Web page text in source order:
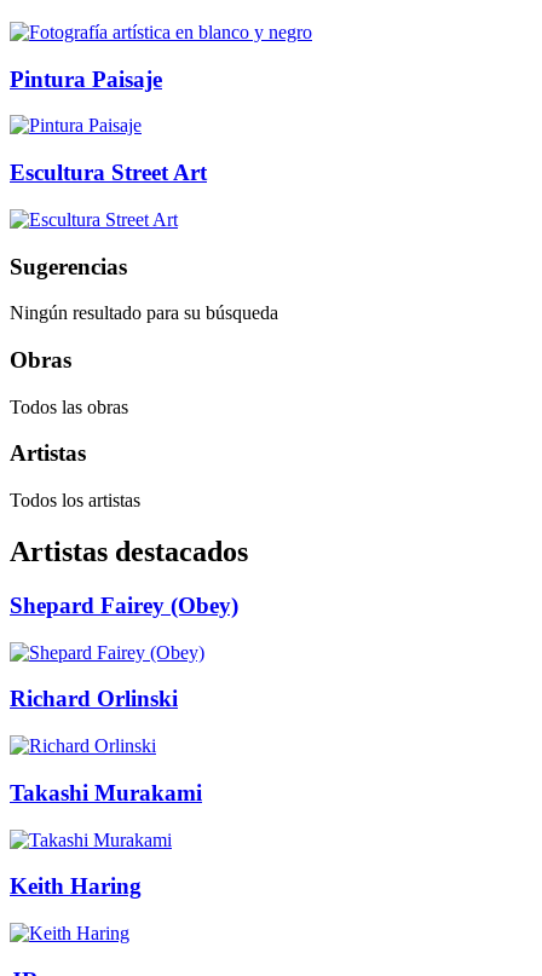
Pintura Paisaje
Escultura Street Art
Sugerencias
Ningún resultado para su búsqueda
Obras
Todos las obras
Artistas
Todos los artistas
Artistas destacados
Shepard Fairey (Obey)
Richard Orlinski
Takashi Murakami
Keith Haring